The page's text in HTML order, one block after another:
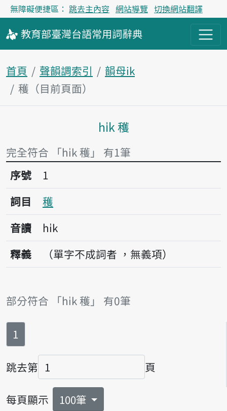
無障礙便捷區： 跳去主內容 網站導覽 切換網站翻譯
教育部臺灣台語常用詞辭典
首頁 聲韻調索引
韻母ik
穫（目前頁面）
主內容區塊
hi̍k 穫
完全符合 「hi̍k 穫」 有1筆
序號1穫
序號
1
詞目
穫
音讀
hi̍k
釋義
（單字不成詞者 ，無義項）
部分符合 「hi̍k 穫」 有0筆
第
1
跳去第
頁碼
頁
每頁顯示 100筆